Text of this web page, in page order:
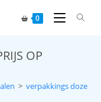
0
OP
> verpakkings dozen